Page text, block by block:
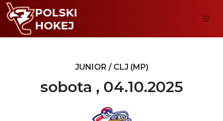
POLSKI
HOKEJ
JUNIOR / CLJ (MP)
sobota , 04.10.2025